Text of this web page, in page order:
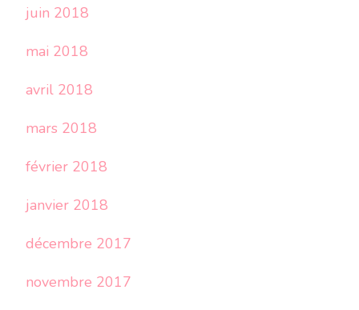
juin 2018
mai 2018
avril 2018
mars 2018
février 2018
janvier 2018
décembre 2017
novembre 2017